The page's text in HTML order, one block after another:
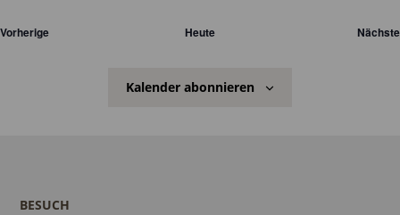
VorherigeVeranstaltungen Heute Nächste
Kalender abonnieren
BESUCH